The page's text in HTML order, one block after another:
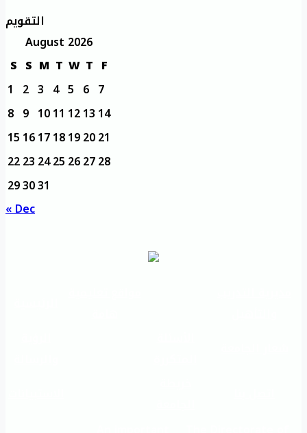
التقويم
August 2026
S S M T W T F
1 2 3 4 5 6 7
8 9 1011 121314
15161718192021
22232425262728
293031
« Dec